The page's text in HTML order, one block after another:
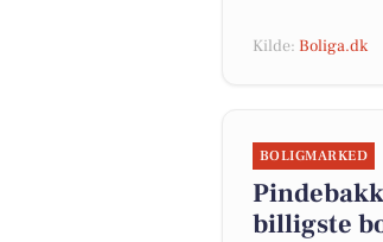
Kilde: Boliga.dk
BOLIGMARKED
billigste